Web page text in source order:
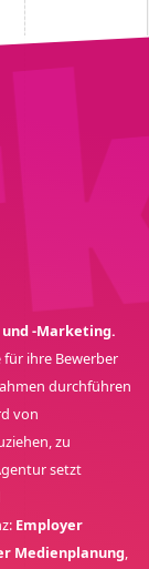
-Marketing.
für ihre Bewerber
durchführen
von
zu
setzt
Employer
Medienplanung,